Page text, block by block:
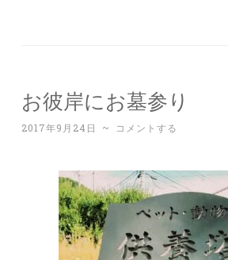
お彼岸にお墓参り
2017年9月24日 ~ コメントする